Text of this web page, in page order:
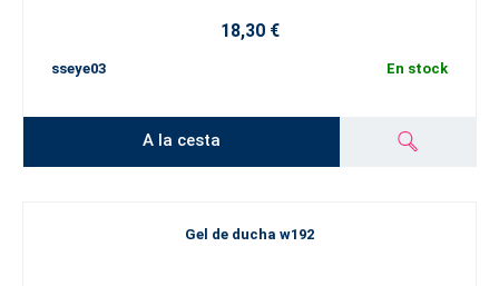
18,30 €
sseye03 En stock
A la cesta
Gel de ducha w192